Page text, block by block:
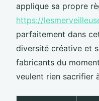
applique sa propre
https://
parfaitement dans
diversité créative et
fabricants du
veulent rien sacrifier